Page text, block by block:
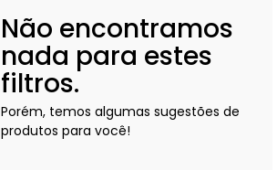
Não encontramos
nada para estes
filtros.
Porém, temos algumas sugestões de
produtos para você!